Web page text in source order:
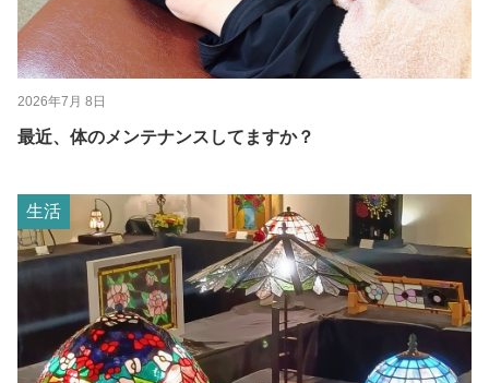
2026年7月 8日
最近、体のメンテナンスしてますか？
生活